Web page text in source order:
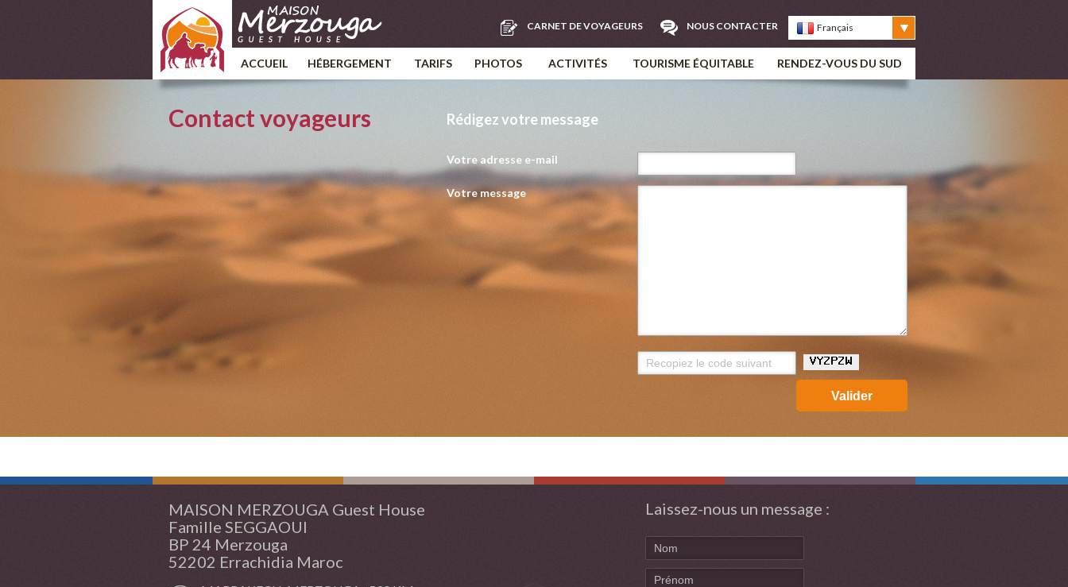
CARNET DE VOYAGEURS NOUS CONTACTER Français
ACCUEIL HÉBERGEMENT TARIFS PHOTOS ACTIVITÉS TOURISME ÉQUITABLE RENDEZ-VOUS DU SUD
Contact voyageurs Rédigez votre message
Votre adresse e-mail
Votre message
Valider
MAISON MERZOUGA Guest House
Famille SEGGAOUI
BP 24 Merzouga
52202 Errachidia Maroc
Laissez-nous un message :